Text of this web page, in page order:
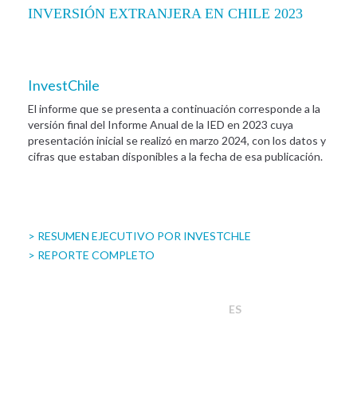
INVERSIÓN EXTRANJERA EN CHILE 2023
InvestChile
El informe que se presenta a continuación corresponde a la
versión final del Informe Anual de la IED en 2023 cuya
presentación inicial se realizó en marzo 2024, con los datos y
cifras que estaban disponibles a la fecha de esa publicación.
> RESUMEN EJECUTIVO POR INVESTCHLE
> REPORTE COMPLETO
ES